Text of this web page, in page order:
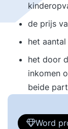
de prijs
het
het door
inkomen
beide
Word